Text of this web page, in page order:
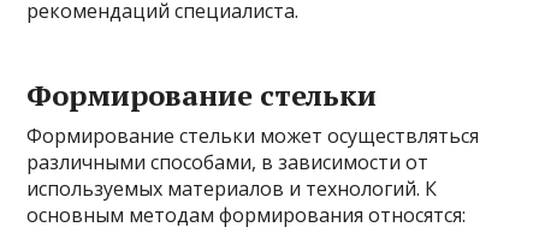
рекомендаций специалиста.
Формирование стельки
Формирование стельки может осуществляться
различными способами, в зависимости от
используемых материалов и технологий. К
основным методам формирования относятся: